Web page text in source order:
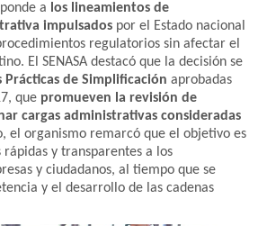
a los lineamientos de
impulsados por el Estado nacional
regulatorios sin afectar el
El SENASA destacó que la decisión se
Prácticas de Simplificación aprobadas
que promueven la revisión de
cargas administrativas consideradas
el organismo remarcó que el objetivo es
rápidas y transparentes a los
y ciudadanos, al tiempo que se
y el desarrollo de las cadenas